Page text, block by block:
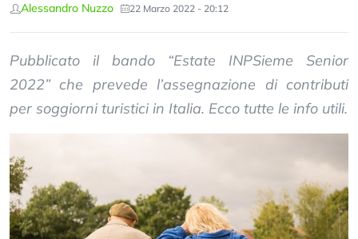
Alessandro Nuzzo 22 Marzo 2022 - 20:12
Pubblicato il bando “Estate INPSieme Senior
2022” che prevede l’assegnazione di contributi
per soggiorni turistici in Italia. Ecco tutte le info utili.